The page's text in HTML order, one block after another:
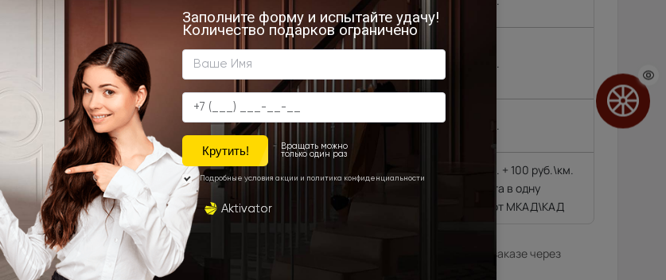
Мытищи, Пушкино, Красноармейск, Балашиха, Ногинск, Черноголовка,
Фряново, Электросталь, Ивантеевка, Королёв, Монино,
Лосинопетровский и др. (от 20 до 45 км. от склада).
4 500 руб.
Москва\Санкт-Петербург и города, расположенные в районе МКАД\КАД
до 10 км. в область.
4 500 руб.
Города Московской\Ленинградской области, располагающиеся далее 10
км. от МКАД (кроме Щёлковского шоссе)\КАД
4 500 руб. + 100 руб.\км.
из расчёта в одну
сторону от МКАД\КАД
Доставка в регионы осуществляется по тарифам нашего дилера в данном регионе или, при заказе через
запрос с сайта, отдельно рассчитывается менеджером интернет-магазина.